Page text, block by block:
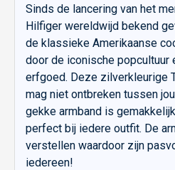
Sinds de lancering van het
Hilfiger wereldwijd bekend
de klassieke Amerikaanse
door de iconische popcultuur
erfgoed. Deze zilverkleurige
mag niet ontbreken tussen
gekke armband is
perfect bij iedere outfit. De
verstellen waardoor zijn
iedereen!